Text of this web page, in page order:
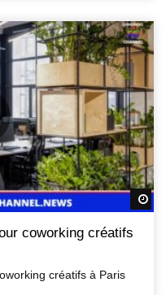
coworking créatifs
créatifs à Paris